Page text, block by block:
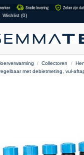
Wishlist (0)
Collectoren
met debietmeting, vul-